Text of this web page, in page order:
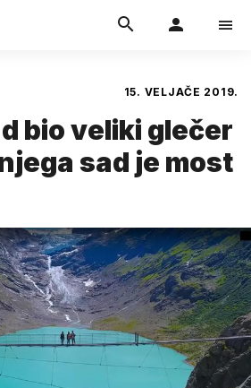
15. VELJAČE 2019.
bio veliki glečer
sad je most